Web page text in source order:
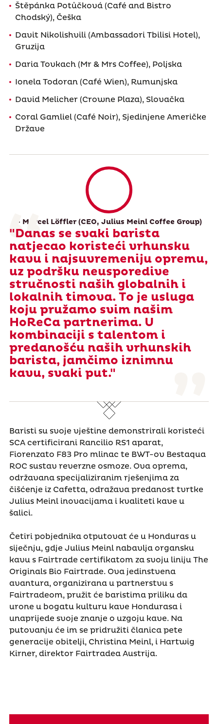
Štěpánka Potůčková (Café and Bistro
Chodský), Češka
Davit Nikolishvili (Ambassadori Tbilisi Hotel),
Gruzija
Daria Tovkach (Mr & Mrs Coffee), Poljska
Ionela Todoran (Café Wien), Rumunjska
David Melicher (Crowne Plaza), Slovačka
Coral Gamliel (Café Noir), Sjedinjene Američke
Države
- Marcel Löffler (CEO, Julius Meinl Coffee Group)
"Danas se svaki barista
natjecao koristeći vrhunsku
kavu i najsuvremeniju opremu,
uz podršku neusporedive
stručnosti naših globalnih i
lokalnih timova. To je usluga
koju pružamo svim našim
HoReCa partnerima. U
kombinaciji s talentom i
predanošću naših vrhunskih
barista, jamčimo iznimnu
kavu, svaki put."
Baristi su svoje vještine demonstrirali koristeći
SCA certificirani Rancilio RS1 aparat,
Fiorenzato F83 Pro mlinac te BWT-ov Bestaqua
ROC sustav reverzne osmoze. Ova oprema,
održavana specijaliziranim rješenjima za
čišćenje iz Cafetta, odražava predanost tvrtke
Julius Meinl inovacijama i kvaliteti kave u
šalici.
Četiri pobjednika otputovat će u Honduras u
siječnju, gdje Julius Meinl nabavlja organsku
kavu s Fairtrade certifikatom za svoju liniju The
Originals Bio Fairtrade. Ova jedinstvena
avantura, organizirana u partnerstvu s
Fairtradeom, pružit će baristima priliku da
urone u bogatu kulturu kave Hondurasa i
unaprijede svoje znanje o uzgoju kave. Na
putovanju će im se pridružiti članica pete
generacije obitelji, Christina Meinl, i Hartwig
Kirner, direktor Fairtradea Austrija.